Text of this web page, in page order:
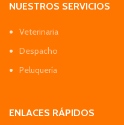
NUESTROS SERVICIOS
Veterinaria
Despacho
Peluquería
ENLACES RÁPIDOS